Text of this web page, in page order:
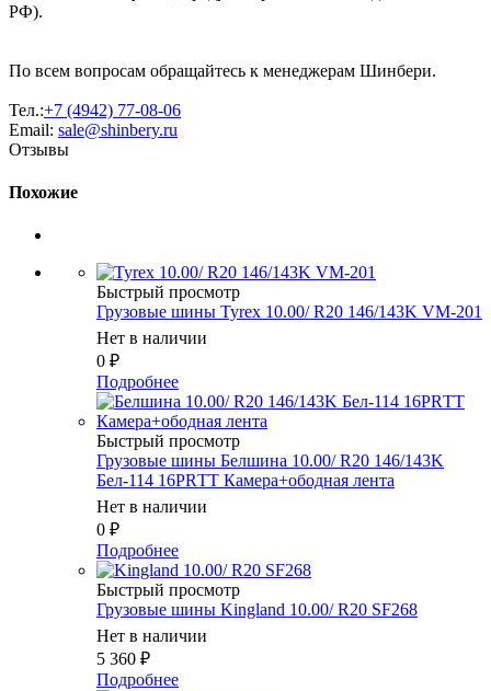
РФ).
По всем вопросам обращайтесь к менеджерам Шинбери.
Тел.:+7 (4942) 77-08-06
Email: sale@shinbery.ru
Отзывы
Похожие
Быстрый просмотр
Грузовые шины Tyrex 10.00/ R20 146/143K VM-201
Нет в наличии
0 ₽
Подробнее
Быстрый просмотр
Грузовые шины Белшина 10.00/ R20 146/143K
Бел-114 16PRТТ Камера+ободная лента
Нет в наличии
0 ₽
Подробнее
Быстрый просмотр
Грузовые шины Kingland 10.00/ R20 SF268
Нет в наличии
5 360 ₽
Подробнее